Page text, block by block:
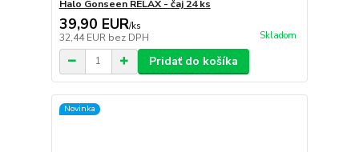
Halo Gonseen RELAX - čaj 24 ks
39,90 EUR/ks
32,44 EUR bez DPH Skladom
Pridať do košíka
Novinka